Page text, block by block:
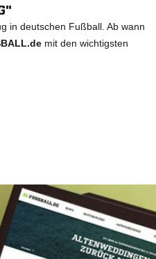
in deutschen Fußball. Ab wann
mit den wichtigsten